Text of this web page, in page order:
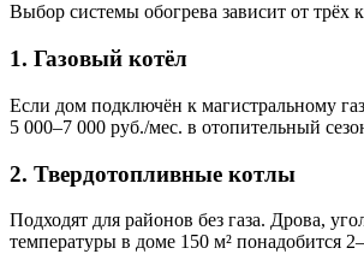
Выбор системы обогрева зависит от
1. Газовый котёл
Если дом подключён к магистральному
5 000–7 000 руб./мес. в отопительный
2. Твердотопливные котлы
Подходят для районов без газа. Дрова,
температуры в доме 150 м² понадобится